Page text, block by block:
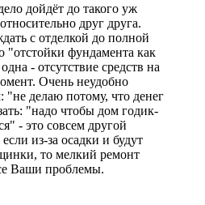
дойдёт до такого уж
друг друга.
с отделкой до полной
"отстойки фундамента как
- отсутствие средств на
Очень неудобно
"не делаю потому, что денег
"надо чтобы дом годик-
- это совсем другой
из-за осадки и будут
то мелкий ремонт
Ваши проблемы.